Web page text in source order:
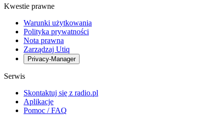
Kwestie prawne
Warunki użytkowania
Polityka prywatności
Nota prawna
Zarządzaj Utiq
Privacy-Manager
Serwis
Skontaktuj się z radio.pl
Aplikacje
Pomoc / FAQ